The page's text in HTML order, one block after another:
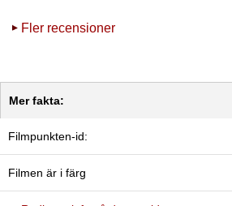
Fler recensioner
Mer fakta:
Filmpunkten-id:
Filmen är i färg